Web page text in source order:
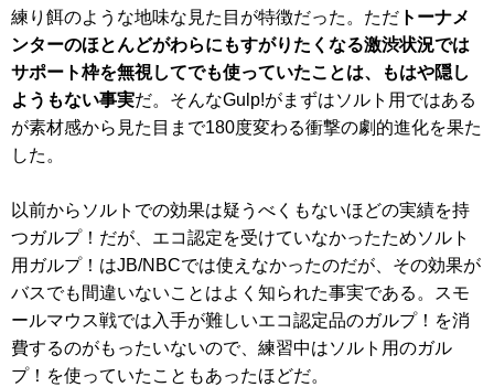
練り餌のような地味な見た目が特徴だった。ただ トーナメ
ンターのほとんどがわらにもすがりたくなる激渋状況では
サポート枠を無視してでも使っていたことは、もはや隠し
ようもない事実だ。そんなGulp!がまずはソルト用ではある
が素材感から見た目まで180度変わる衝撃の劇的進化を果た
した。
以前からソルトでの効果は疑うべくもないほどの実績を持
つガルプ！だが、エコ認定を受けていなかったためソルト
用ガルプ！はJB/NBCでは使えなかったのだが、その効果が
バスでも間違いないことはよく知られた事実である。スモ
ールマウス戦では入手が難しいエコ認定品のガルプ！を消
費するのがもったいないので、練習中はソルト用のガル
プ！を使っていたこともあったほどだ。